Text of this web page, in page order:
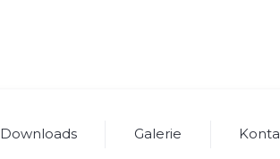
Downloads Galerie